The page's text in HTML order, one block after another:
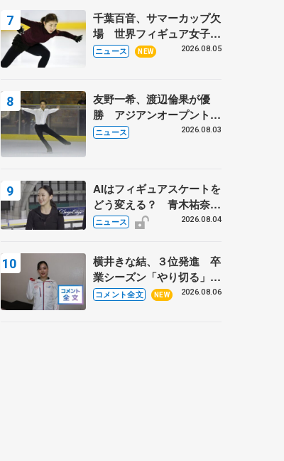
トロフィーフリー】
千葉百音、サマーカップ欠
場 世界フィギュア女子2
位
ニュース NEW 2026.08.05
友野一希、渡辺倫果が優
勝 アジアンオープントロ
フィー
ニュース 2026.08.03
AIはフィギュアスケートを
どう変える？ 青木祐奈と
考える採点、トレーニング
ニュース 2026.08.04
横井きな結、３位発進 卒
業シーズン「やり切る」
【みなとアクルス杯SP】
コメント全文 NEW 2026.08.06